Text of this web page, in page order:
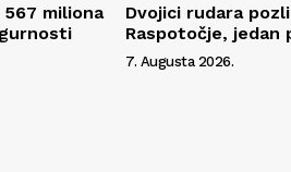
miliona
Dvojici rudara
Raspotočje, jedan
7. Augusta 2026.